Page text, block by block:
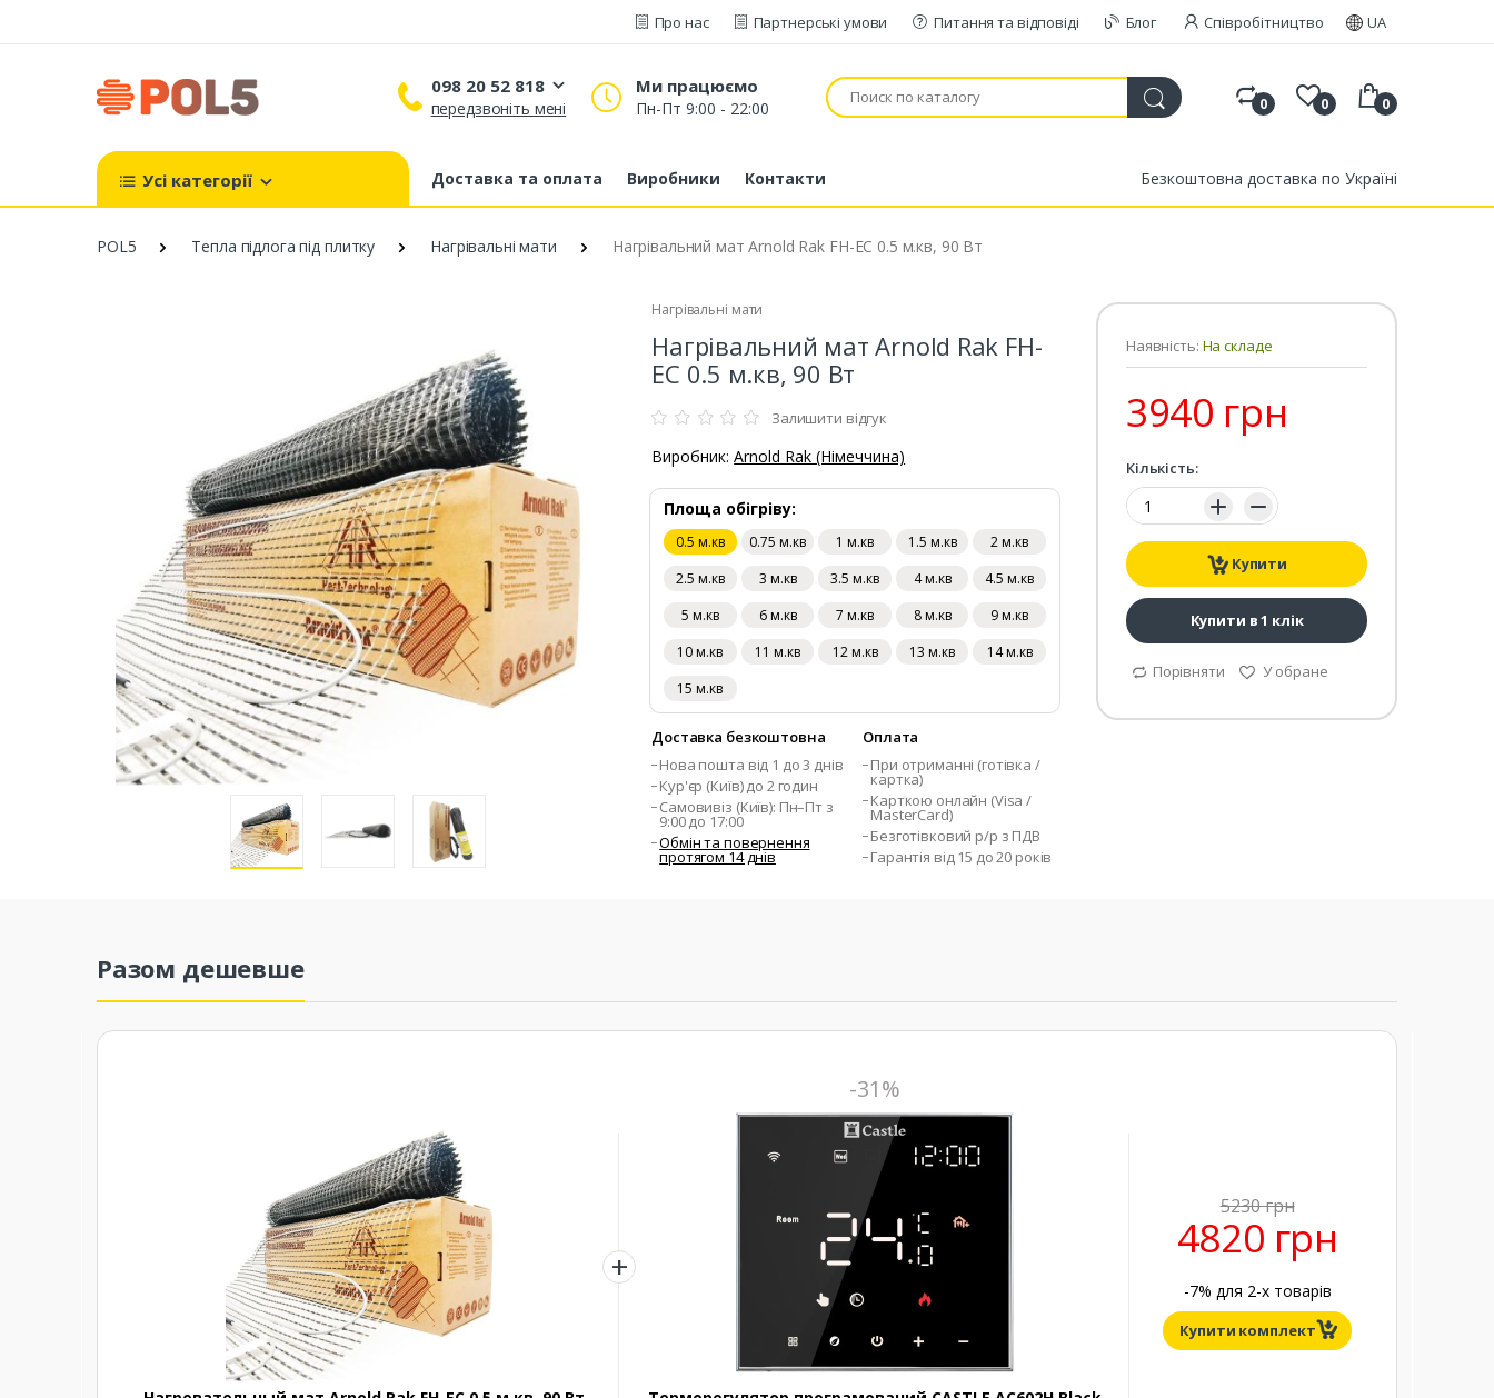
Про нас Партнерські умови Питання та відповіді Блог Співробітництво UA
098 20 52 818
098 20 52 818
093 80 63 881
передзвоніть мені
Ми працюємо
Пн-Пт 9:00 - 22:00 0 0 0
Усі категорії Доставка та оплата Виробники Контакти Безкоштовна доставка по Україні
POL5 Тепла підлога під плитку Нагрівальні мати Нагрівальний мат Arnold Rak FH-EC 0.5 м.кв, 90 Вт
Нагрівальні мати
Нагрівальний мат Arnold Rak FH-
EC 0.5 м.кв, 90 Вт
Залишити відгук
Виробник:Arnold Rak (Німеччина)
Площа обігріву:
0.5 м.кв 0.75 м.кв 1 м.кв 1.5 м.кв
2 м.кв
2.5 м.кв
3 м.кв 3.5 м.кв 4 м.кв
4.5 м.кв
5 м.кв
6 м.кв 7 м.кв 8 м.кв
9 м.кв
10 м.кв
11 м.кв 12 м.кв 13 м.кв
14 м.кв
15 м.кв
Доставка безкоштовна
Нова пошта від 1 до 3 днів
Кур'єр (Київ) до 2 годин
Самовивіз (Київ): Пн–Пт з
9:00 до 17:00
Обмін та повернення
протягом 14 днів
Оплата
При отриманні (готівка /
картка)
Карткою онлайн (Visa /
MasterCard)
Безготівковий р/р з ПДВ
Гарантія від 15 до 20 років
Наявність: На складе
3940 грн
Кількість:
Кількість:
Купити
Купити в 1 клік
Порівняти У обране
Разом дешевше
-31%
5230 грн
4820 грн
-7% для 2-х товарів
Купити комплект